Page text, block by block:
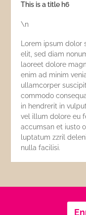
This is a title h6
\n
Lorem ipsum
elit, sed diam
laoreet dolore
enim ad minim
ullamcorper
commodo
in hendrerit in
vel illum dolore eu
accumsan et iusto
luptatum zzril
nulla facilisi.